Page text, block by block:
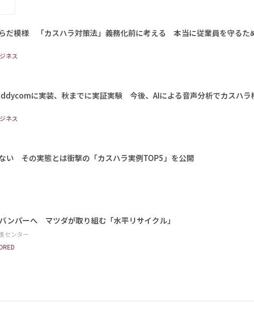
らだ模様 「カスハラ対策法」義務化前に考える 本当に従業員を守るた
ネス
に実装、秋までに実証実験 今後、AIによる音声分析でカスハラ
ネス
い その実態とは衝撃の「カスハラ実例TOP5」を公開
ンパーへ マツダが取り組む「水平リサイクル」
センター